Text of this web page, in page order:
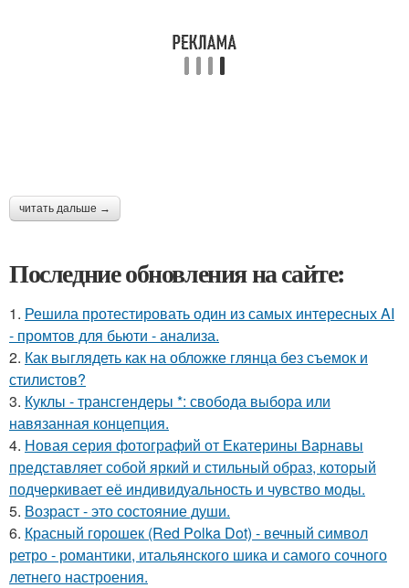
читать дальше →
Последние обновления на сайте:
1. Решила протестировать один из самых интересных AI
- промтов для бьюти - анализа.
2. Как выглядеть как на обложке глянца без съемок и
стилистов?
3. Куклы - трансгендеры *: свобода выбора или
навязанная концепция.
4. Новая серия фотографий от Екатерины Варнавы
представляет собой яркий и стильный образ, который
подчеркивает её индивидуальность и чувство моды.
5. Возраст - это состояние души.
6. Красный горошек (Red Polka Dot) - вечный символ
ретро - романтики, итальянского шика и самого сочного
летнего настроения.